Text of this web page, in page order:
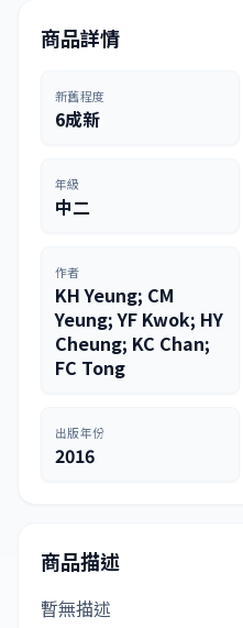
商品詳情
新舊程度
6成新
年級
中二
作者
KH Yeung; CM
Yeung; YF Kwok; HY
Cheung; KC Chan;
FC Tong
出版年份
2016
商品描述
暫無描述